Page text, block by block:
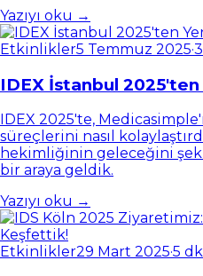
Yazıyı oku →
Etkinlikler5 Temmuz 2025·
IDEX İstanbul 2025'ten
IDEX 2025'te,
süreçlerini nasıl
hekimliğinin geleceğini
bir araya geldik.
Yazıyı oku →
Etkinlikler29 Mart 2025·5 dk